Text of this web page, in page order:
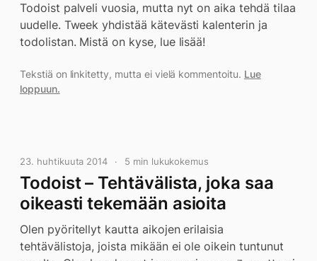
Todoist palveli vuosia, mutta nyt on aika tehdä tilaa
uudelle. Tweek yhdistää kätevästi kalenterin ja
todolistan. Mistä on kyse, lue lisää!
Tekstiä on linkitetty, mutta ei vielä kommentoitu. Lue
loppuun.
23. huhtikuuta 2014 5 min lukukokemus
Todoist – Tehtävälista, joka saa
oikeasti tekemään asioita
Olen pyöritellyt kautta aikojen erilaisia
tehtävälistoja, joista mikään ei ole oikein tuntunut